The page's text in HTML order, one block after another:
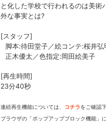
d
今期アニ
と化した学校で行われるのは美
外な事実とは?
[スタッフ]
脚本:待田堂子／絵コンテ:桜井
正木優太／色指定:岡田絵美子
[再生時間]
23分40秒
連続再生機能については、 コチラをご確認
ブラウザの「ポップアップブロック機能」